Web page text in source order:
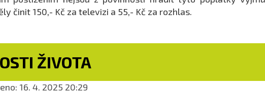
činit 150,- Kč za televizi a 55,- Kč za rozhlas.
ŽIVOTA
16. 4. 2025 20:29